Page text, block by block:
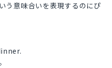
う意味合いを表現するのにぴ